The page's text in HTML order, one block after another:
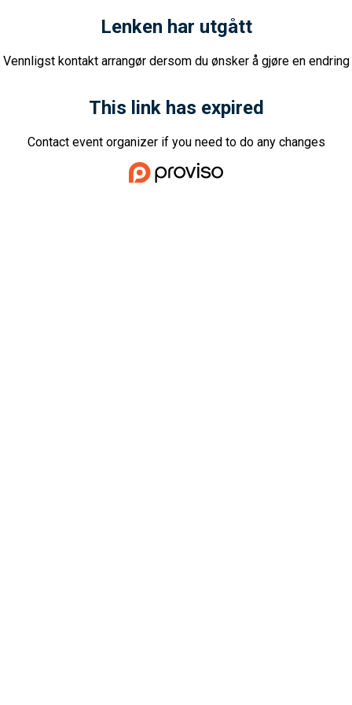
Lenken har utgått
Vennligst kontakt arrangør dersom du ønsker å gjøre en endring
This link has expired
Contact event organizer if you need to do any changes